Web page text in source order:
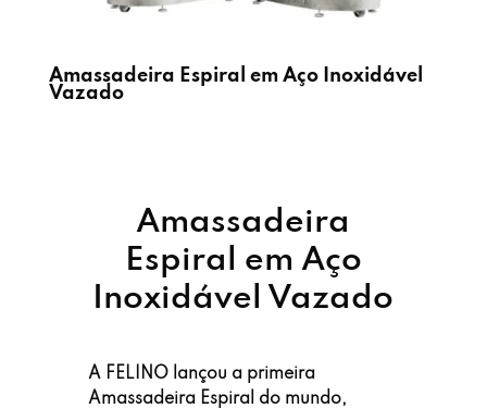
Amassadeira Espiral em Aço Inoxidável
Vazado
Amassadeira
Espiral em Aço
Inoxidável Vazado
AFELINOlançou a primeira
Amassadeira Espiral do mundo,